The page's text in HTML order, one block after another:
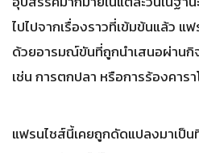
ไปไปจากเรื่องราวที่เข้มข้นแล้ว แ
ด้วยอารมณ์ขันที่ถูกนำเสนอผ่านกิ
เช่น การตกปลา หรือการร้องคารา
แฟรนไชส์นี้เคยถูกดัดแปลงมาเป็